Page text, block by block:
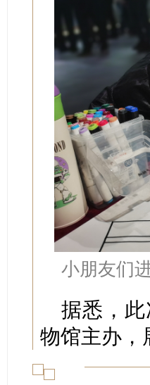
小朋友们
据悉，
物馆主办，